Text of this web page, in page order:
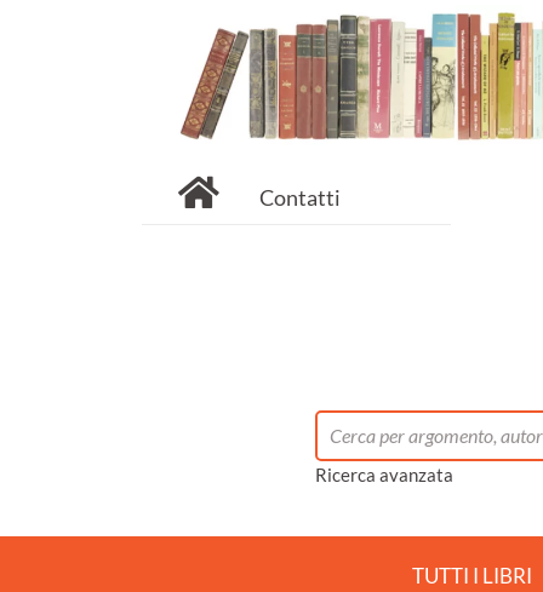
Contatti
Ricerca avanzata
TUTTI I LIBRI